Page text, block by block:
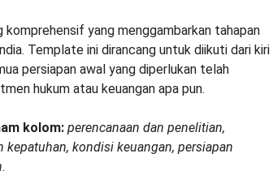
komprehensif yang menggambarkan tahapan
Template ini dirancang untuk diikuti dari kiri
persiapan awal yang diperlukan telah
hukum atau keuangan apa pun.
kolom: perencanaan dan penelitian,
kepatuhan, kondisi keuangan, persiapan
.